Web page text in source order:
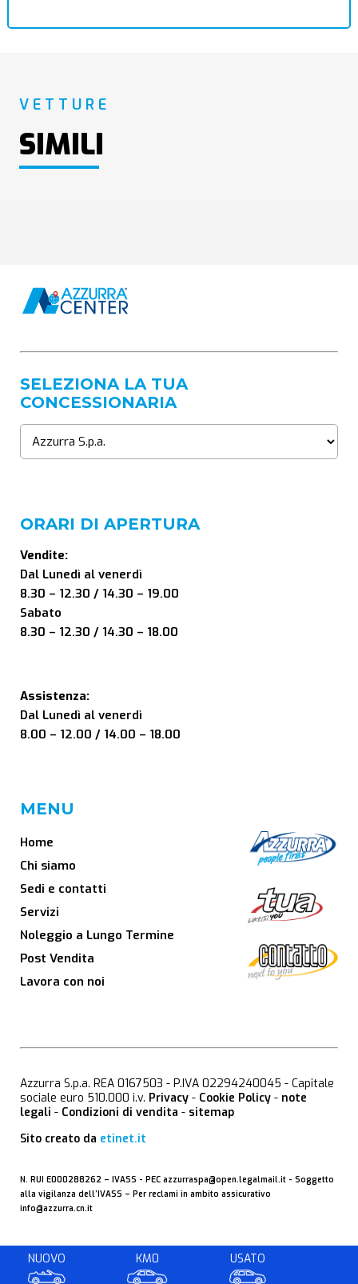
NUOVO KM0 USATO
VETTURE
SIMILI
SELEZIONA LA TUA
CONCESSIONARIA
ORARI DI APERTURA
Vendite:
Dal Lunedì al venerdì
8.30 – 12.30 / 14.30 – 19.00
Sabato
8.30 – 12.30 / 14.30 – 18.00
Assistenza:
Dal Lunedì al venerdì
8.00 – 12.00 / 14.00 – 18.00
MENU
Home
Chi siamo
Sedi e contatti
Servizi
Noleggio a Lungo Termine
Post Vendita
Lavora con noi
Azzurra S.p.a. REA 0167503 - P.IVA 02294240045 - Capitale
sociale euro 510.000 i.v. Privacy - Cookie Policy - note
legali - Condizioni di vendita - sitemap
Sito creato da etinet.it
N. RUI E000288262 – IVASS - PEC azzurraspa@open.legalmail.it - Soggetto
alla vigilanza dell’IVASS – Per reclami in ambito assicurativo
info@azzurra.cn.it